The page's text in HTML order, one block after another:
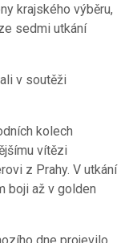
krajského výběru,
sedmi utkání
v soutěži
kolech
vítězi
z Prahy. V utkání
boji až v golden